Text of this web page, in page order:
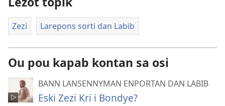
Zezi Larepons sorti dan Labib
Ou pou kapab kontan sa osi
BANN LANSENNYMAN ENPORTAN DAN LABIB
Eski Zezi Kri i Bondye?